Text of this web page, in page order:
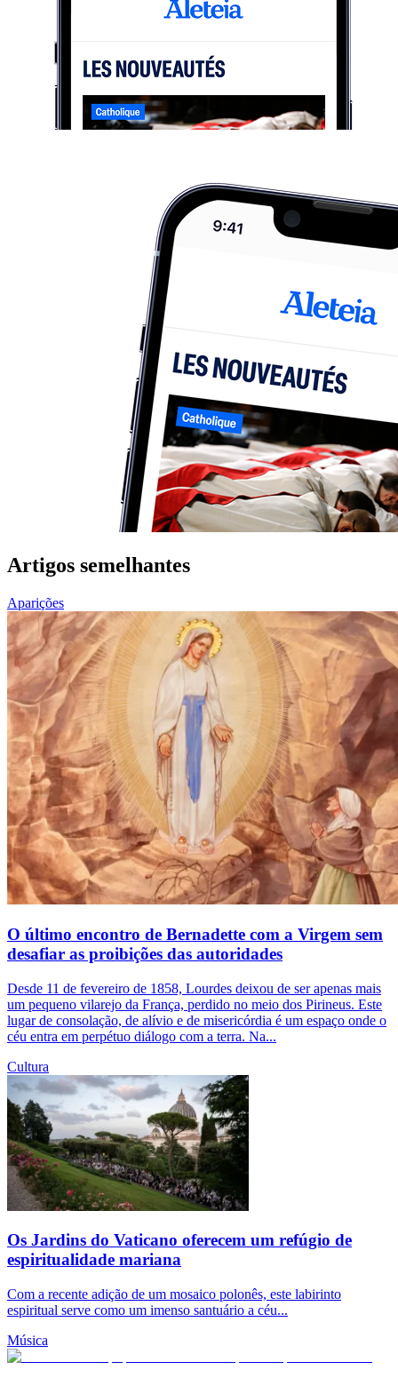
Artigos semelhantes
Aparições
O último encontro de Bernadette com a Virgem sem
desafiar as proibições das autoridades
Desde 11 de fevereiro de 1858, Lourdes deixou de ser apenas mais
um pequeno vilarejo da França, perdido no meio dos Pirineus. Este
lugar de consolação, de alívio e de misericórdia é um espaço onde o
céu entra em perpétuo diálogo com a terra. Na...
Cultura
Os Jardins do Vaticano oferecem um refúgio de
espiritualidade mariana
Com a recente adição de um mosaico polonês, este labirinto
espiritual serve como um imenso santuário a céu...
Música